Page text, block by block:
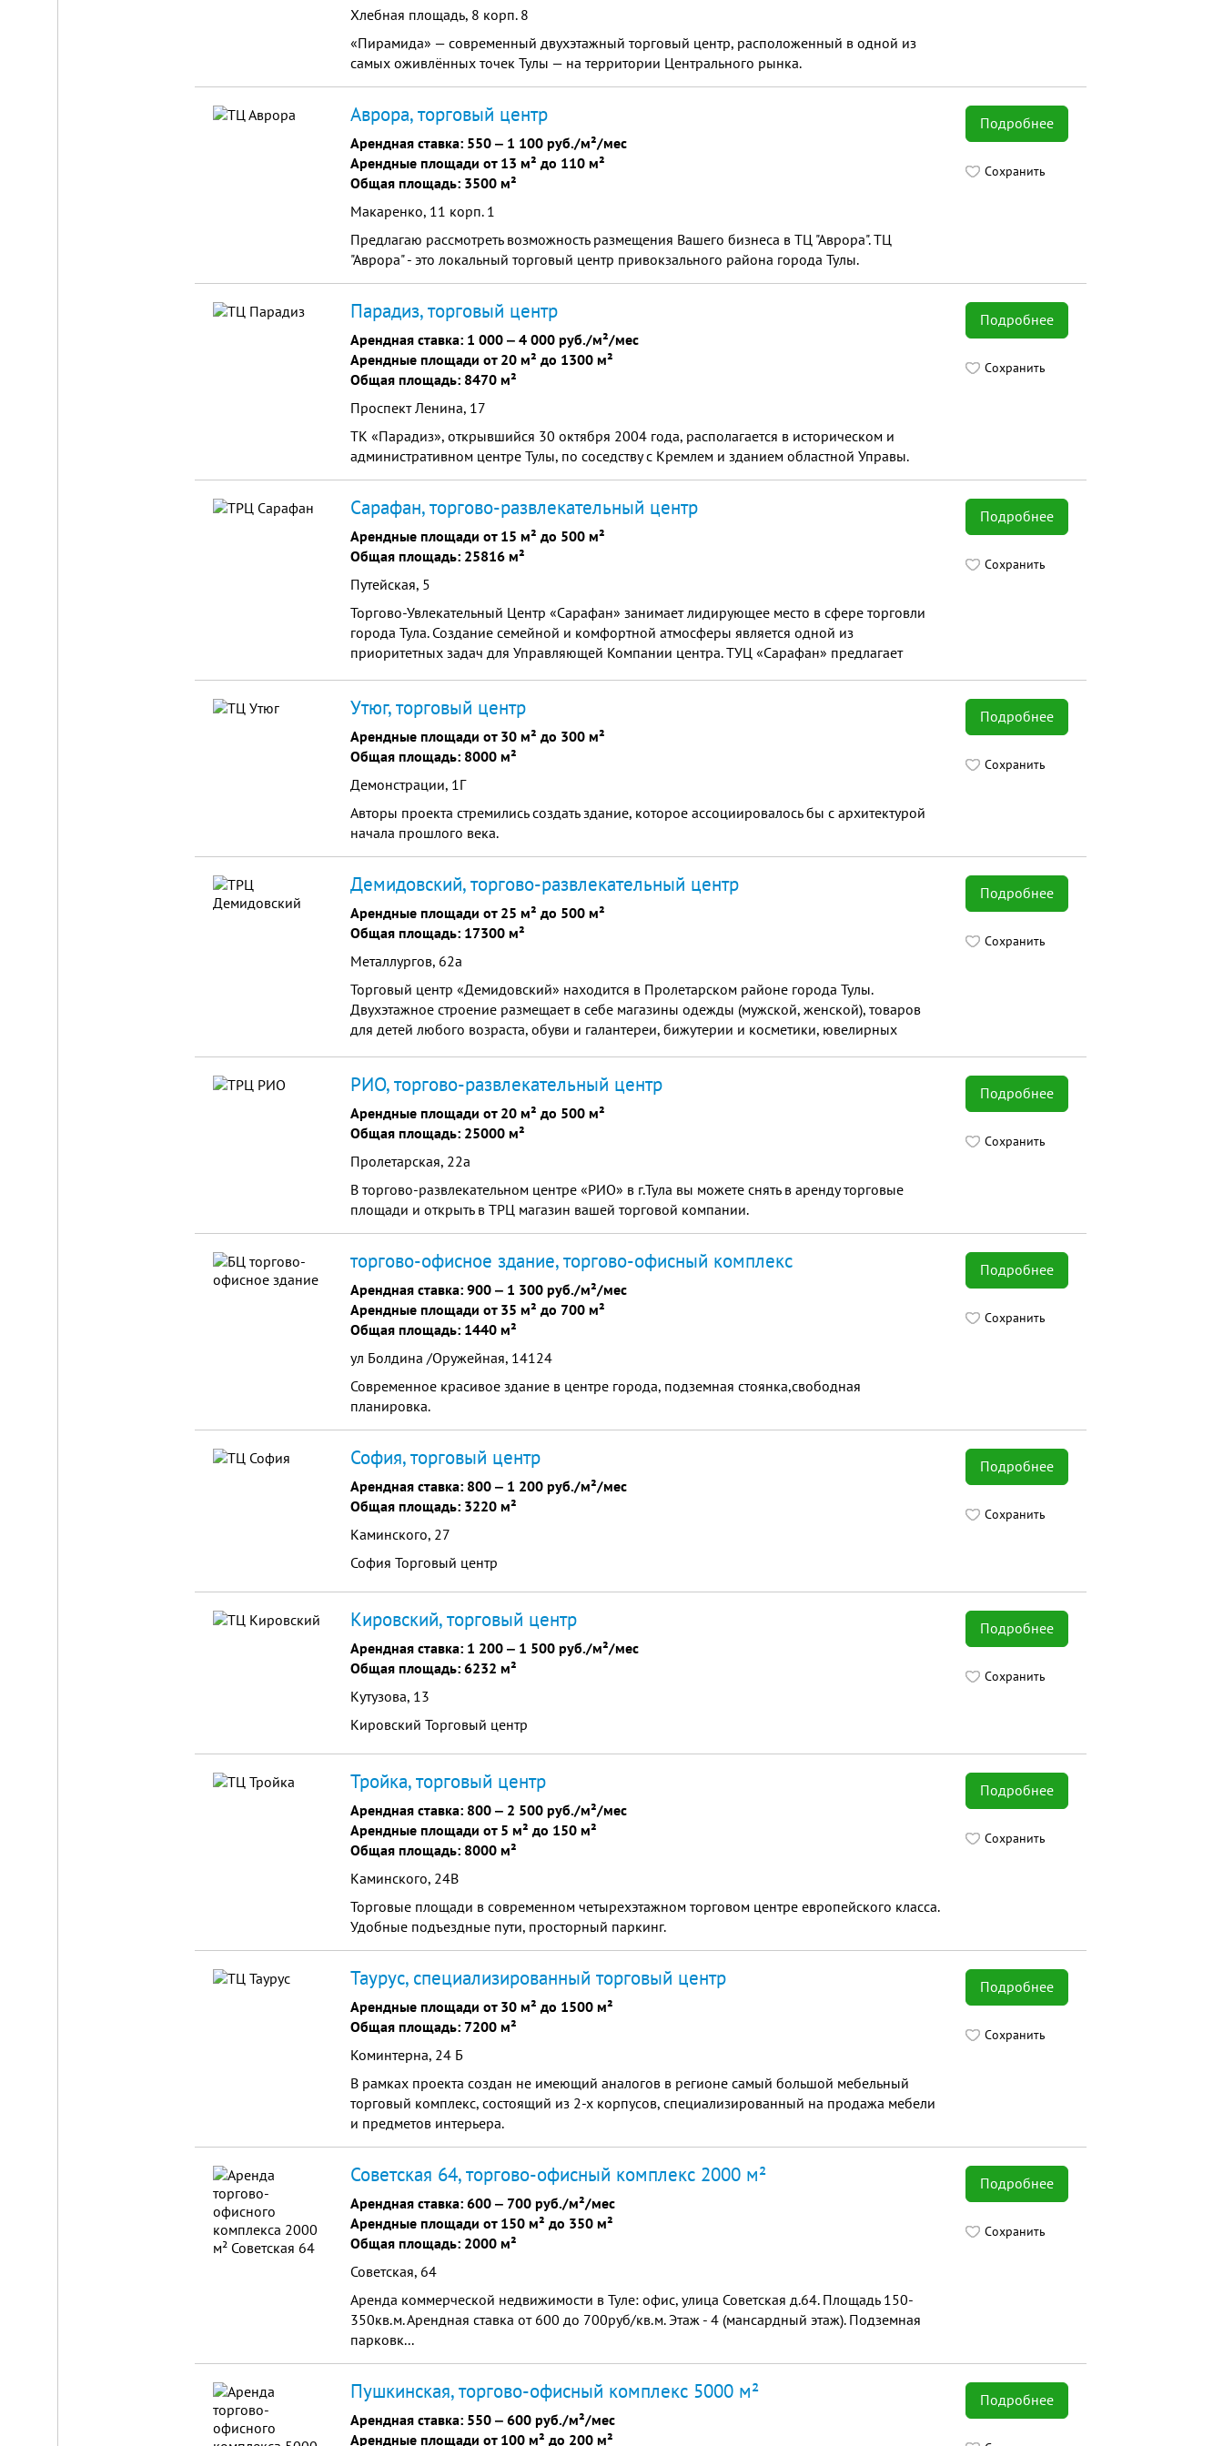
Хлебная площадь, 8 корп. 8
«Пирамида» — современный двухэтажный торговый центр, расположенный в одной из
самых оживлённых точек Тулы — на территории Центрального рынка.
Подробнее
Сохранить
Аврора, торговый центр
Арендная ставка: 550 ‒ 1 100 руб./м²/мес
Арендные площади от 13 м² до 110 м²
Общая площадь: 3500 м²
Макаренко, 11 корп. 1
Предлагаю рассмотреть возможность размещения Вашего бизнеса в ТЦ "Аврора". ТЦ
"Аврора" - это локальный торговый центр привокзального района города Тулы.
Подробнее
Сохранить
Парадиз, торговый центр
Арендная ставка: 1 000 ‒ 4 000 руб./м²/мес
Арендные площади от 20 м² до 1300 м²
Общая площадь: 8470 м²
Проспект Ленина, 17
ТК «Парадиз», открывшийся 30 октября 2004 года, располагается в историческом и
административном центре Тулы, по соседству с Кремлем и зданием областной Управы.
Подробнее
Сохранить
Сарафан, торгово-развлекательный центр
Арендные площади от 15 м² до 500 м²
Общая площадь: 25816 м²
Путейская, 5
Торгово-Увлекательный Центр «Сарафан» занимает лидирующее место в сфере торговли
города Тула. Создание семейной и комфортной атмосферы является одной из
приоритетных задач для Управляющей Компании центра. ТУЦ «Сарафан» предлагает
Подробнее
Сохранить
Утюг, торговый центр
Арендные площади от 30 м² до 300 м²
Общая площадь: 8000 м²
Демонстрации, 1Г
Авторы проекта стремились создать здание, которое ассоциировалось бы с архитектурой
начала прошлого века.
Подробнее
Сохранить
Демидовский, торгово-развлекательный центр
Арендные площади от 25 м² до 500 м²
Общая площадь: 17300 м²
Металлургов, 62а
Торговый центр «Демидовский» находится в Пролетарском районе города Тулы.
Двухэтажное строение размещает в себе магазины одежды (мужской, женской), товаров
для детей любого возраста, обуви и галантереи, бижутерии и косметики, ювелирных
пиццерия.
Подробнее
Сохранить
РИО, торгово-развлекательный центр
Арендные площади от 20 м² до 500 м²
Общая площадь: 25000 м²
Пролетарская, 22а
В торгово-развлекательном центре «РИО» в г.Тула вы можете снять в аренду торговые
площади и открыть в ТРЦ магазин вашей торговой компании.
Подробнее
Сохранить
торгово-офисное здание, торгово-офисный комплекс
Арендная ставка: 900 ‒ 1 300 руб./м²/мес
Арендные площади от 35 м² до 700 м²
Общая площадь: 1440 м²
ул Болдина /Оружейная, 14124
Современное красивое здание в центре города, подземная стоянка,свободная
планировка.
Подробнее
Сохранить
София, торговый центр
Арендная ставка: 800 ‒ 1 200 руб./м²/мес
Общая площадь: 3220 м²
Каминского, 27
София Торговый центр
Подробнее
Сохранить
Кировский, торговый центр
Арендная ставка: 1 200 ‒ 1 500 руб./м²/мес
Общая площадь: 6232 м²
Кутузова, 13
Кировский Торговый центр
Подробнее
Сохранить
Тройка, торговый центр
Арендная ставка: 800 ‒ 2 500 руб./м²/мес
Арендные площади от 5 м² до 150 м²
Общая площадь: 8000 м²
Каминского, 24В
Торговые площади в современном четырехэтажном торговом центре европейского класса.
Удобные подъездные пути, просторный паркинг.
Подробнее
Сохранить
Таурус, специализированный торговый центр
Арендные площади от 30 м² до 1500 м²
Общая площадь: 7200 м²
Коминтерна, 24 Б
В рамках проекта создан не имеющий аналогов в регионе самый большой мебельный
торговый комплекс, состоящий из 2-х корпусов, специализированный на продажа мебели
и предметов интерьера.
Подробнее
Сохранить
Советская 64, торгово-офисный комплекс 2000 м²
Арендная ставка: 600 ‒ 700 руб./м²/мес
Арендные площади от 150 м² до 350 м²
Общая площадь: 2000 м²
Советская, 64
Аренда коммерческой недвижимости в Туле: офис, улица Советская д.64. Площадь 150-
350кв.м. Арендная ставка от 600 до 700руб/кв.м. Этаж - 4 (мансардный этаж). Подземная
парковк...
Подробнее
Пушкинская, торгово-офисный комплекс 5000 м²
Арендная ставка: 550 ‒ 600 руб./м²/мес
Арендные площади от 100 м² до 200 м²